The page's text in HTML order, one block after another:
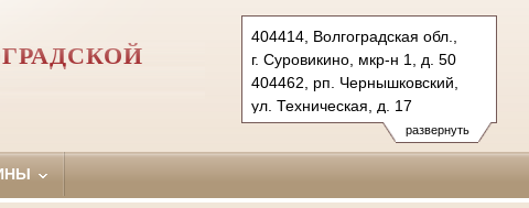
развернуть
404414, Волгоградская обл.,
г. Суровикино, мкр-н 1, д. 50
404462, рп. Чернышковский,
ул. Техническая, д. 17
Тел.: (84473) 2-51-10
surov.vol@sudrf.ru